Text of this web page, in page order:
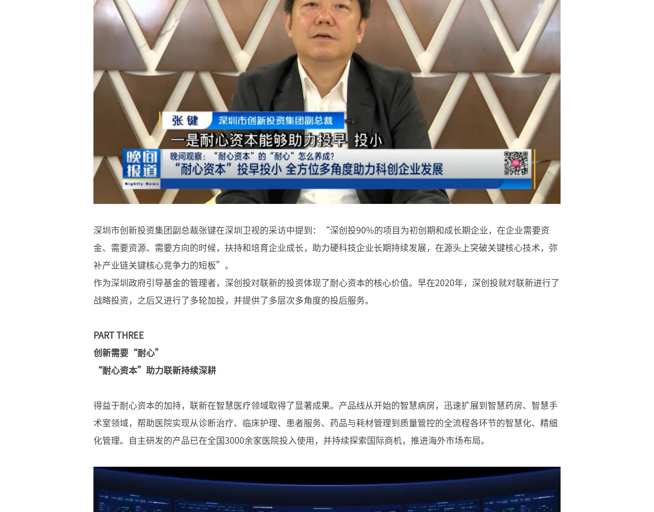
深圳市创新投资集团副总裁张键在深圳卫视的采访中提到：“深创投90%的项目为初创期和成长期企业，在企业需要资
金、需要资源、需要方向的时候，扶持和培育企业成长，助力硬科技企业长期持续发展，在源头上突破关键核心技术，弥
补产业链关键核心竞争力的短板”。
作为深圳政府引导基金的管理者，深创投对联新的投资体现了耐心资本的核心价值。早在2020年，深创投就对联新进行了
战略投资，之后又进行了多轮加投，并提供了多层次多角度的投后服务。
PART THREE
创新需要“耐心”
“耐心资本”助力联新持续深耕
得益于耐心资本的加持，联新在智慧医疗领域取得了显著成果。产品线从开始的智慧病房，迅速扩展到智慧药房、智慧手
术室领域，帮助医院实现从诊断治疗、临床护理、患者服务、药品与耗材管理到质量管控的全流程各环节的智慧化、精细
化管理。自主研发的产品已在全国3000余家医院投入使用，并持续探索国际商机，推进海外市场布局。